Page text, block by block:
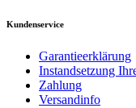
Kundenservice
Garantieerklärung
Instandsetzung
Zahlung
Versandinfo